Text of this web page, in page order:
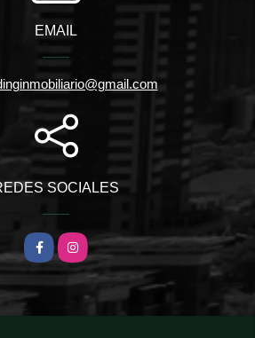
EMAIL
SOCIALES
FacebookInstagram